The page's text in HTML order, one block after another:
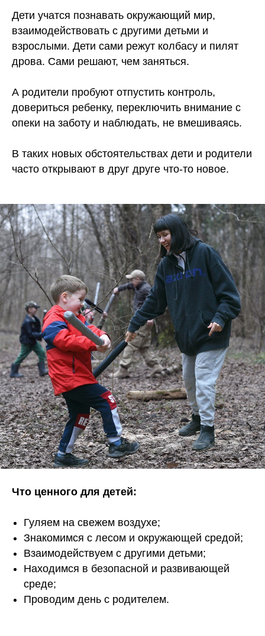
Дети учатся познавать окружающий мир,
взаимодействовать с другими детьми и
взрослыми. Дети сами режут колбасу и пилят
дрова. Сами решают, чем заняться.
А родители пробуют отпустить контроль,
довериться ребенку, переключить внимание с
опеки на заботу и наблюдать, не вмешиваясь.
В таких новых обстоятельствах дети и родители
часто открывают в друг друге что-то новое.
Что ценного для детей:
Гуляем на свежем воздухе;
Знакомимся с лесом и окружающей средой;
Взаимодействуем с другими детьми;
Находимся в безопасной и развивающей
среде;
Проводим день с родителем.